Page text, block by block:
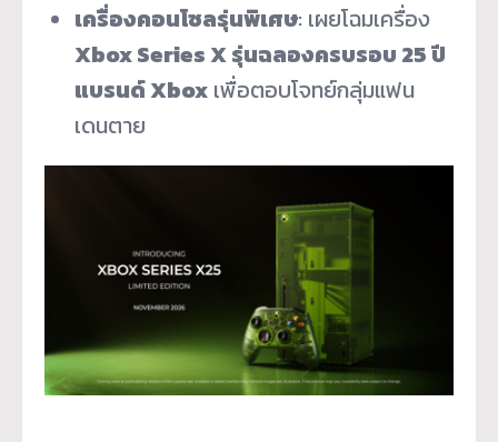
เครื่องคอนโซลรุ่นพิเศษ: เผยโฉมเครื่อง
Xbox Series X รุ่นฉลองครบรอบ 25 ปี
แบรนด์ Xboxเพื่อตอบโจทย์กลุ่มแฟน
เดนตาย